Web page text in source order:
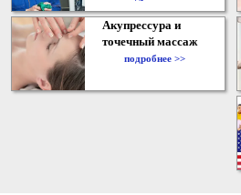
Акупрессура и
точечный массаж
подробнее >>